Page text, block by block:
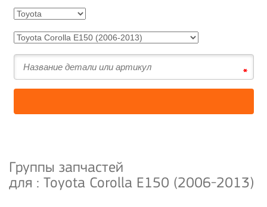
Группы запчастей
для : Toyota Corolla E150 (2006-2013)